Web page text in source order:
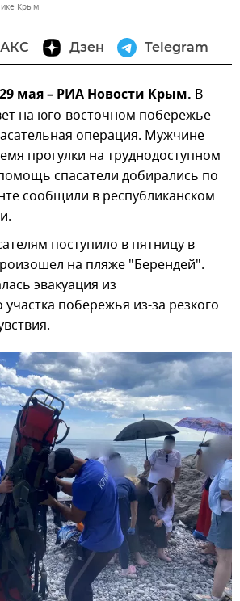
Крым
Дзен Telegram
мая – РИА Новости Крым. В
на юго-восточном побережье
операция. Мужчине
прогулки на труднодоступном
спасатели добирались по
сообщили в республиканском
поступило в пятницу в
на пляже "Берендей".
эвакуация из
участка побережья из-за резкого